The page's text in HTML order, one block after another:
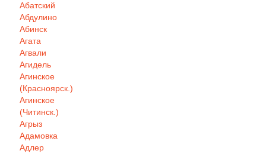
Абатский
Абдулино
Абинск
Агата
Агвали
Агидель
Агинское
(Красноярск.)
Агинское
(Читинск.)
Агрыз
Адамовка
Адлер